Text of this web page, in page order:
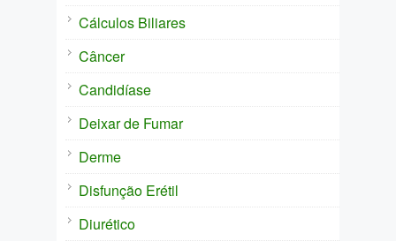
Cálculos Biliares
Câncer
Candidíase
Deixar de Fumar
Derme
Disfunção Erétil
Diurético